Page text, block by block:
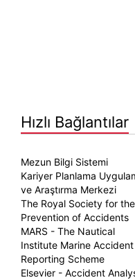
Hızlı Bağlantılar
Mezun Bilgi Sistemi
Kariyer Planlama
ve Araştırma Merkezi
The Royal Society for the
Prevention of Accidents
MARS - The Nautical
Institute Marine Accident
Reporting Scheme
Elsevier - Accident